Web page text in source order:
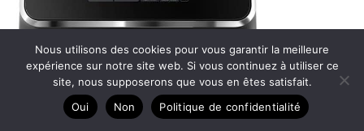
Nous utilisons des cookies pour vous garantir la meilleure
expérience sur notre site web. Si vous continuez à utiliser ce
site, nous supposerons que vous en êtes satisfait.
Oui
Non Politique de confidentialité